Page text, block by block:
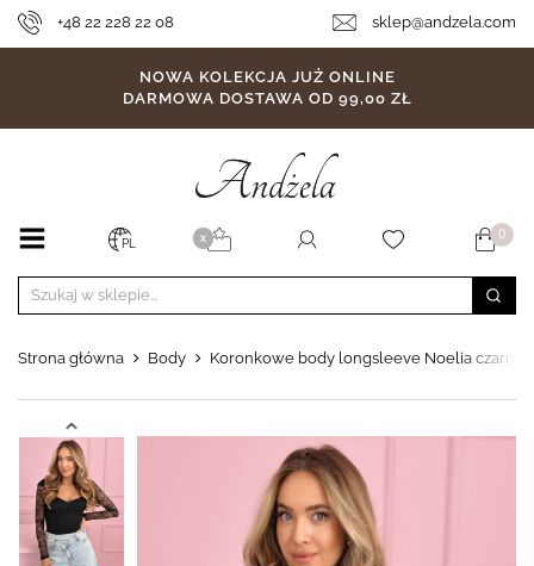
+48 22 228 22 08 sklep@andzela.com
NOWA KOLEKCJA JUŻ ONLINE
DARMOWA DOSTAWA OD 99,00 ZŁ
PL X 0
Strona główna Body Koronkowe body longsleeve Noelia czarne